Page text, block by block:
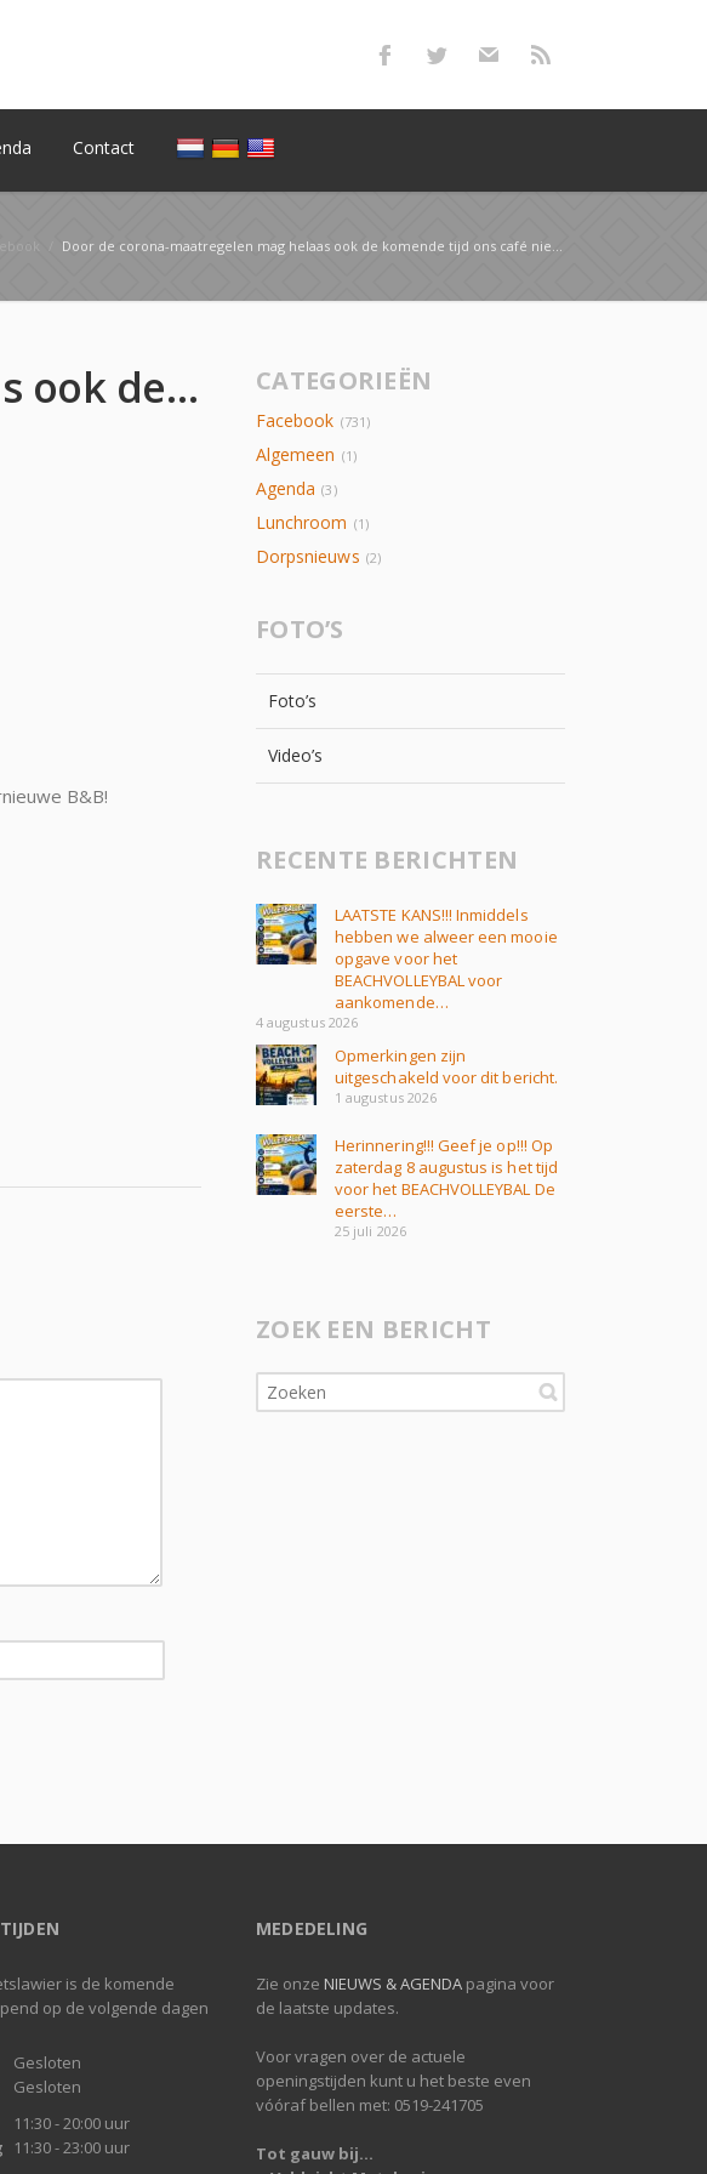
Contact
Door de corona-maatregelen mag helaas ook de komende tijd ons café niet open. Wel blijft ons lunch…
Door de corona-maatregelen mag helaas ook de komende tijd ons café niet open. Wel blijft ons lunch…
B&B!
CATEGORIEËN
Facebook (731)
Algemeen (1)
Agenda (3)
Lunchroom (1)
Dorpsnieuws (2)
FOTO’S
Foto’s
Video’s
RECENTE BERICHTEN
LAATSTE KANS!!! Inmiddels
hebben we alweer een mooie
opgave voor het
BEACHVOLLEYBAL voor
aankomende…
4 augustus 2026
Opmerkingen zijn
uitgeschakeld voor dit bericht.
1 augustus 2026
Herinnering!!! Geef je op!!! Op
zaterdag 8 augustus is het tijd
voor het BEACHVOLLEYBAL De
eerste…
25 juli 2026
ZOEK EEN BERICHT
is de komende
op de volgende dagen
Gesloten
Gesloten
11:30 - 20:00 uur
11:30 - 23:00 uur
MEDEDELING
Zie onze NIEUWS & AGENDA pagina voor
de laatste updates.
Voor vragen over de actuele
openingstijden kunt u het beste even
vóóraf bellen met: 0519-241705
Tot gauw bij...